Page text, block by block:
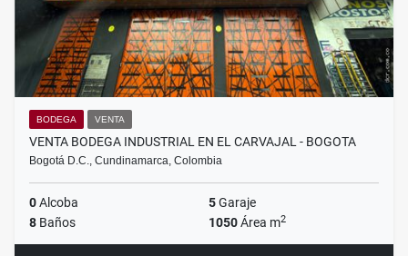
BODEGA VENTA
VENTA BODEGA INDUSTRIAL EN EL CARVAJAL - BOGOTA
Bogotá D.C., Cundinamarca, Colombia
0Alcoba 5Garaje
8 Baños 1050Área m2